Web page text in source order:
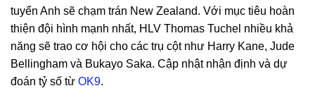
tuyển Anh sẽ chạm trán New Zealand. Với mục tiêu hoàn
thiện đội hình mạnh nhất, HLV Thomas Tuchel nhiều khả
năng sẽ trao cơ hội cho các trụ cột như Harry Kane, Jude
Bellingham và Bukayo Saka. Cập nhật nhận định và dự
đoán tỷ số từ OK9.